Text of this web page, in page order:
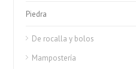
Piedra
De rocalla y bolos
Mampostería